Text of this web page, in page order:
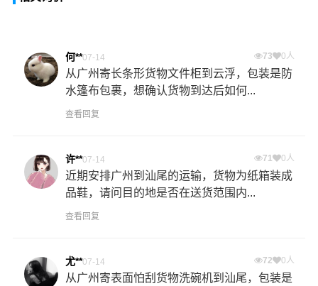
何**07-14 73 0人
从广州寄长条形货物文件柜到云浮，包装是防
水篷布包裹，想确认货物到达后如何...
查看回复
许**07-14 71 0人
近期安排广州到汕尾的运输，货物为纸箱装成
品鞋，请问目的地是否在送货范围内...
查看回复
尤**07-14 72 0人
从广州寄表面怕刮货物洗碗机到汕尾，包装是